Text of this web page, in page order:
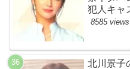
犯人キャ
め・多部
8585 views
北川景子